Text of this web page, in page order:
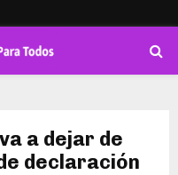
a dejar de
declaración